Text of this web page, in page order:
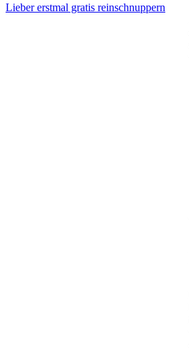
Lieber erstmal gratis reinschnuppern